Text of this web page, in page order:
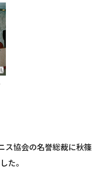
ス協会の名誉総裁に秋篠
た。